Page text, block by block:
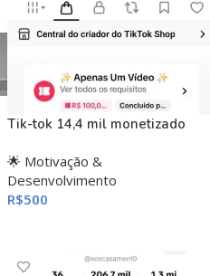
Tik-tok 14,4 mil monetizado
🌟 Motivação &
Desenvolvimento
R$500